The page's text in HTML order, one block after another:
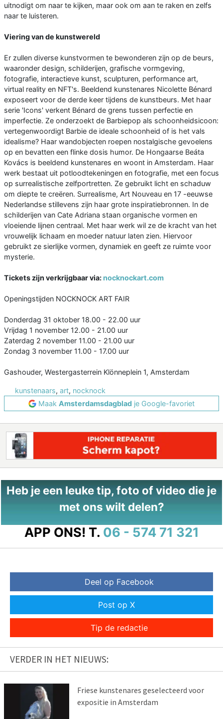
uitnodigt om naar te kijken, maar ook om aan te raken en zelfs
naar te luisteren.
Viering van de kunstwereld
Er zullen diverse kunstvormen te bewonderen zijn op de beurs,
waaronder design, schilderijen, grafische vormgeving,
fotografie, interactieve kunst, sculpturen, performance art,
virtual reality en NFT's. Beeldend kunstenares Nicolette Bénard
exposeert voor de derde keer tijdens de kunstbeurs. Met haar
serie 'Icons' verkent Bénard de grens tussen perfectie en
imperfectie. Ze onderzoekt de Barbiepop als schoonheidsicoon:
vertegenwoordigt Barbie de ideale schoonheid of is het vals
idealisme? Haar wandobjecten roepen nostalgische gevoelens
op en bevatten een flinke dosis humor. De Hongaarse Beáta
Kovács is beeldend kunstenares en woont in Amsterdam. Haar
werk bestaat uit potloodtekeningen en fotografie, met een focus
op surrealistische zelfportretten. Ze gebruikt licht en schaduw
om diepte te creëren. Surrealisme, Art Nouveau en 17 -eeuwse
Nederlandse stillevens zijn haar grote inspiratiebronnen. In de
schilderijen van Cate Adriana staan organische vormen en
vloeiende lijnen centraal. Met haar werk wil ze de kracht van het
vrouwelijk lichaam en moeder natuur laten zien. Hiervoor
gebruikt ze sierlijke vormen, dynamiek en geeft ze ruimte voor
mysterie.
Tickets zijn verkrijgbaar via:nocknockart.com
Openingstijden NOCKNOCK ART FAIR
Donderdag 31 oktober 18.00 - 22.00 uur
Vrijdag 1 november 12.00 - 21.00 uur
Zaterdag 2 november 11.00 - 21.00 uur
Zondag 3 november 11.00 - 17.00 uur
Gashouder, Westergasterrein Klönneplein 1, Amsterdam
kunstenaars, art, nocknock
Maak Amsterdamsdagblad je Google-favoriet
Heb je een leuke tip, foto of video die je
met ons wilt delen?
APP ONS! T. 06 - 574 71 321
Deel op Facebook
Post op X
Tip de redactie
VERDER IN HET NIEUWS:
Friese kunstenares geselecteerd voor
expositie in Amsterdam